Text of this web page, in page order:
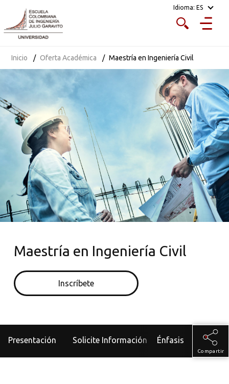
Idioma: ES
Inicio Oferta Académica Maestría en Ingeniería Civil
Maestría en Ingeniería Civil
Inscríbete
Presentación Solicite Información Admisiones
Énfasis
Compartir